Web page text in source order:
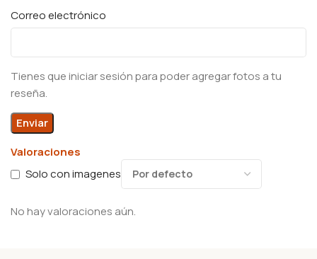
Valoraciones
Solo con imagenes
No hay valoraciones aún.
Correo electrónico
Tienes que iniciar sesión para poder agregar fotos a tu
reseña.